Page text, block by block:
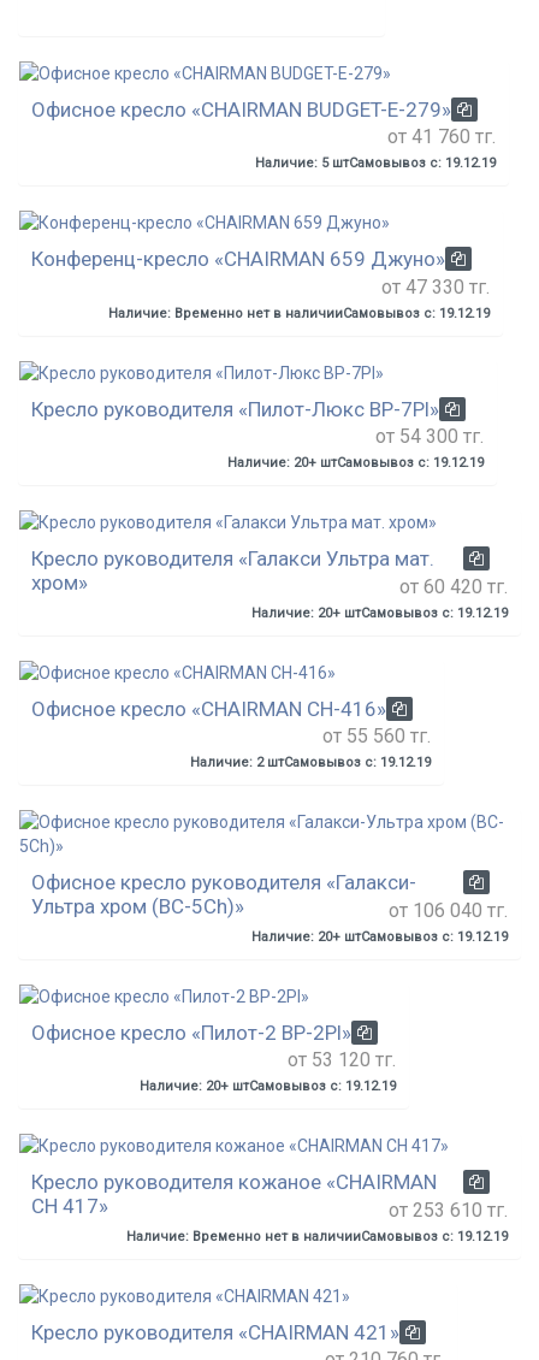
Офисное кресло «CHAIRMAN BUDGET-E-279»
от 41 760 тг.
Наличие: 5 штСамовывоз с: 19.12.19
Конференц-кресло «CHAIRMAN 659 Джуно»
от 47 330 тг.
Наличие: Временно нет в наличииСамовывоз с: 19.12.19
Кресло руководителя «Пилот-Люкс BP-7Pl»
от 54 300 тг.
Наличие: 20+ штСамовывоз с: 19.12.19
Кресло руководителя «Галакси Ультра мат.
хром»
от 60 420 тг.
Наличие: 20+ штСамовывоз с: 19.12.19
Офисное кресло «CHAIRMAN СН-416»
от 55 560 тг.
Наличие: 2 штСамовывоз с: 19.12.19
Офисное кресло руководителя «Галакси-
Ультра хром (BC-5Ch)»
от 106 040 тг.
Наличие: 20+ штСамовывоз с: 19.12.19
Офисное кресло «Пилот-2 BP-2Pl»
от 53 120 тг.
Наличие: 20+ штСамовывоз с: 19.12.19
Кресло руководителя кожаное «CHAIRMAN
СН 417»
от 253 610 тг.
Наличие: Временно нет в наличииСамовывоз с: 19.12.19
Кресло руководителя «CHAIRMAN 421»